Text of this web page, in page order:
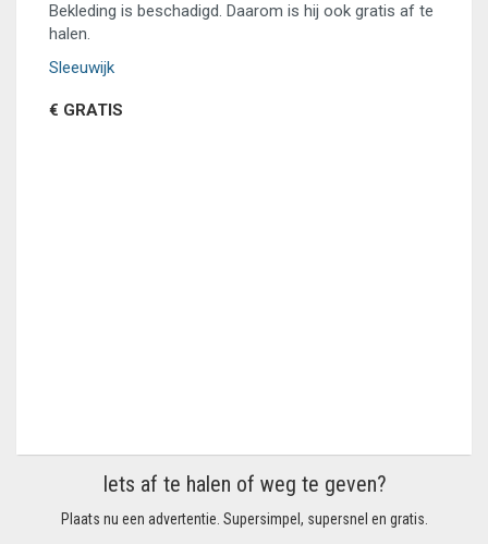
Bekleding is beschadigd. Daarom is hij ook gratis af te
halen.
Sleeuwijk
€ GRATIS
Iets af te halen of weg te geven?
Plaats nu een advertentie. Supersimpel, supersnel en gratis.